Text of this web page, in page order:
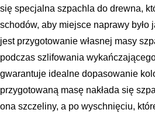
się specjalna szpachla do drewna,
schodów, aby miejsce naprawy
jest przygotowanie własnej masy
podczas szlifowania
gwarantuje idealne dopasowanie
przygotowaną masę nakłada się
ona szczeliny, a po wyschnięciu,